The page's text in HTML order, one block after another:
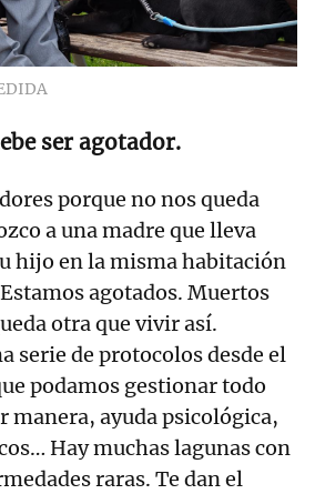
ser agotador.
porque no nos queda
a una madre que lleva
hijo en la misma habitación
agotados. Muertos
otra que vivir así.
serie de protocolos desde el
podamos gestionar todo
manera, ayuda psicológica,
Hay muchas lagunas con
raras. Te dan el